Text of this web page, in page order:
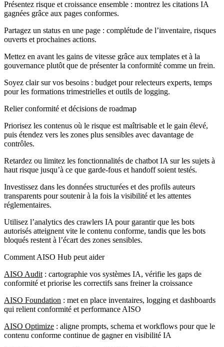
Présentez risque et croissance ensemble : montrez les citations IA
gagnées grâce aux pages conformes.
Partagez un status en une page : complétude de l’inventaire, risques
ouverts et prochaines actions.
Mettez en avant les gains de vitesse grâce aux templates et à la
gouvernance plutôt que de présenter la conformité comme un frein.
Soyez clair sur vos besoins : budget pour relecteurs experts, temps
pour les formations trimestrielles et outils de logging.
Relier conformité et décisions de roadmap
Priorisez les contenus où le risque est maîtrisable et le gain élevé,
puis étendez vers les zones plus sensibles avec davantage de
contrôles.
Retardez ou limitez les fonctionnalités de chatbot IA sur les sujets à
haut risque jusqu’à ce que garde-fous et handoff soient testés.
Investissez dans les données structurées et des profils auteurs
transparents pour soutenir à la fois la visibilité et les attentes
réglementaires.
Utilisez l’analytics des crawlers IA pour garantir que les bots
autorisés atteignent vite le contenu conforme, tandis que les bots
bloqués restent à l’écart des zones sensibles.
Comment AISO Hub peut aider
AISO Audit : cartographie vos systèmes IA, vérifie les gaps de
conformité et priorise les correctifs sans freiner la croissance
AISO Foundation : met en place inventaires, logging et dashboards
qui relient conformité et performance AISO
AISO Optimize : aligne prompts, schema et workflows pour que le
contenu conforme continue de gagner en visibilité IA